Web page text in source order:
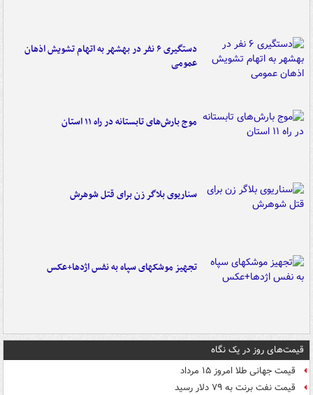
دستگیری ۶ نفر در بهشهر به اتهام تشویش اذهان
عمومی
موج بارش‌های تابستانه در راه ۱۱ استان
سناریوی بلاگر زن برای قتل شوهرش
تجهیز موشکهای سپاه به نفس اژدها+عکس
قیمت‌های روز در یک نگاه
قیمت جهانی طلا امروز ۱۵ مرداد
قیمت نفت برنت به ۷۹ دلار رسید